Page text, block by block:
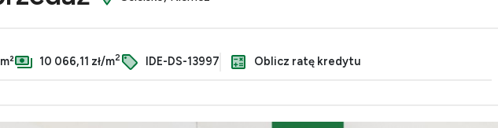
10 066,11 zł/m2 IDE-DS-13997 Oblicz ratę kredytu